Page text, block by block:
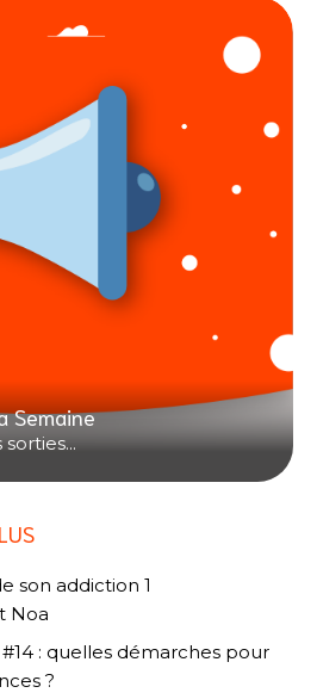
Semaine
son addiction 1
Noa
: quelles démarches pour
?